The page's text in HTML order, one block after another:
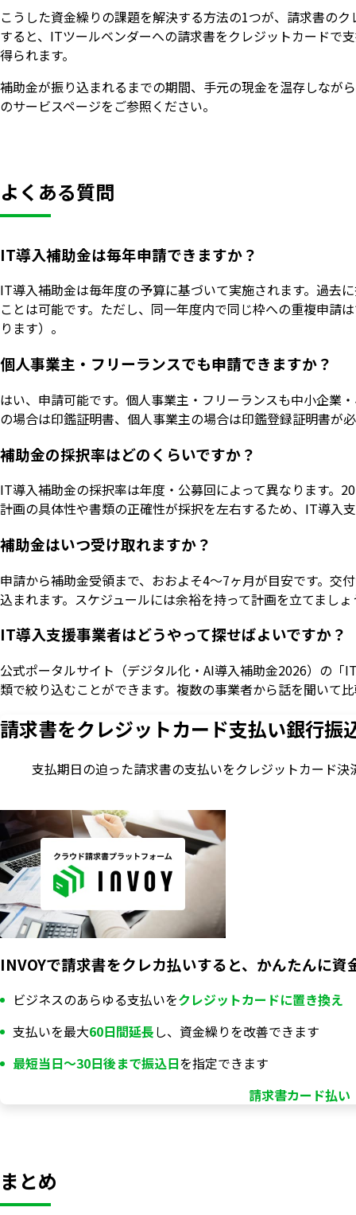
こうした資金繰りの課題を解決する方法の1つが、請求書の
すると、ITツールベンダーへの請求書をクレジットカードで
得られます。
補助金が振り込まれるまでの期間、手元の現金を温存しなが
のサービスページをご参照ください。
よくある質問
IT導入補助金は毎年申請できますか？
IT導入補助金は毎年度の予算に基づいて実施されます。過去
ことは可能です。ただし、同一年度内で同じ枠への重複申請
ります）。
個人事業主・フリーランスでも申請できますか？
はい、申請可能です。個人事業主・フリーランスも中小企業
の場合は印鑑証明書、個人事業主の場合は印鑑登録証明書が
補助金の採択率はどのくらいですか？
IT導入補助金の採択率は年度・公募回によって異なります。
計画の具体性や書類の正確性が採択を左右するため、IT導入
補助金はいつ受け取れますか？
申請から補助金受領まで、おおよそ4〜7ヶ月が目安です。
込まれます。スケジュールには余裕を持って計画を立てましょ
IT導入支援事業者はどうやって探せばよいですか？
公式ポータルサイト（デジタル化・AI導入補助金2026）の
類で絞り込むことができます。複数の事業者から話を聞いて
請求書をクレジットカード支払い銀行振
支払期日の迫った請求書の支払いをクレジットカード決
INVOYで請求書をクレカ払いすると、かんたんに資
ビジネスのあらゆる支払いをクレジットカードに置き換え
支払いを最大60日間延長し、資金繰りを改善できます
最短当日〜30日後まで振込日を指定できます
請求書カード払い
まとめ